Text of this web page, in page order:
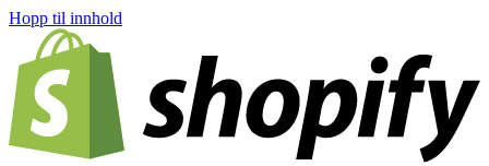
Hopp til innhold